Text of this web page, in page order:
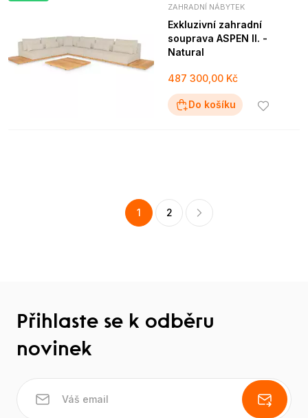
ZAHRADNÍ NÁBYTEK
Exkluzivní zahradní
souprava ASPEN II. -
Natural
487 300,00 Kč
Do košíku
1 2
Přihlaste se k odběru
novinek